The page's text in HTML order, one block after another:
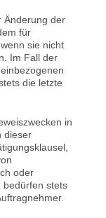
Änderung der
für
sie nicht
Im Fall der
die letzte
in
dieser
oder
bedürfen stets